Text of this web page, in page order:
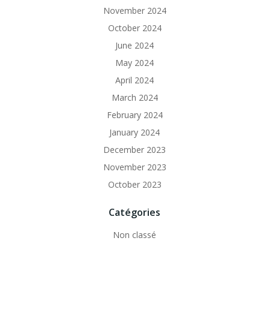
November 2024
October 2024
June 2024
May 2024
April 2024
March 2024
February 2024
January 2024
December 2023
November 2023
October 2023
Catégories
Non classé